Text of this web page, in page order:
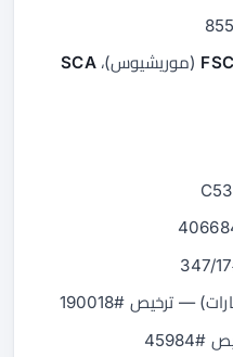
FSC (موريشيوس)،SCA
— ترخيص #190018